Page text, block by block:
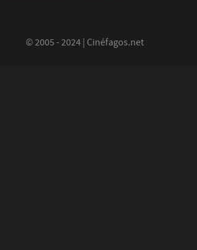
© 2005 - 2024 | Cinéfagos.net